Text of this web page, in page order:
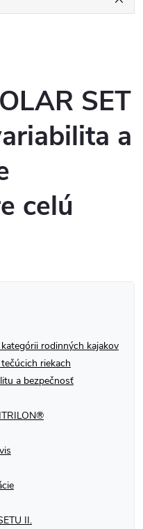
SET
a
celú
rodinných kajakov
riekach
a bezpečnosť
II.